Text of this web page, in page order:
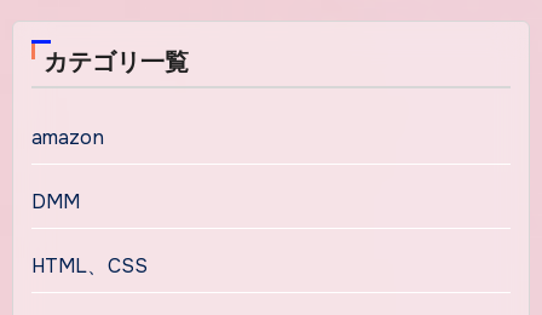
カテゴリ一覧
amazon
DMM
HTML、CSS